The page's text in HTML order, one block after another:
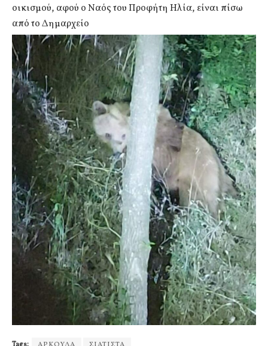
οικισμού, αφού ο Ναός του Προφήτη Ηλία, είναι πίσω
από το Δημαρχείο